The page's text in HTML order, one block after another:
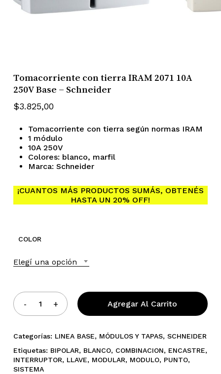
No hay productos en el
Go To Shop
Tomacorriente con tierra IRAM 2071 10A
250V Base – Schneider
$3.825,00
Tomacorriente con tierra según normas IRAM
1 módulo
10A 250V
Colores: blanco, marfil
Marca: Schneider
¡CUANTOS MÁS PRODUCTOS SUMÁS, OBTENÉS
HASTA UN 20% OFF!
COLOR
Elegí una opción
Agregar Al Carrito
Categorías: LINEA BASE, MÓDULOS Y TAPAS, SCHNEIDER
Etiquetas: BIPOLAR, BLANCO, COMBINACION, ENCASTRE,
INTERRUPTOR, LLAVE, MODULAR, MODULO, PUNTO,
SISTEMA